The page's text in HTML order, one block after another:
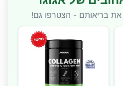
בריאותם - הצטרפו גם!